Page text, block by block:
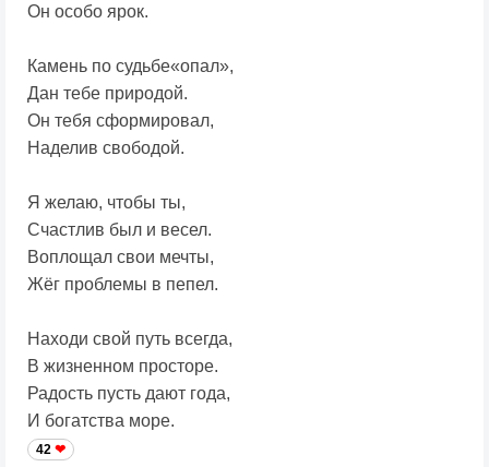
Он особо ярок.
Камень по судьбе«опал»,
Дан тебе природой.
Он тебя сформировал,
Наделив свободой.
Я желаю, чтобы ты,
Счастлив был и весел.
Воплощал свои мечты,
Жёг проблемы в пепел.
Находи свой путь всегда,
В жизненном просторе.
Радость пусть дают года,
И богатства море.
42